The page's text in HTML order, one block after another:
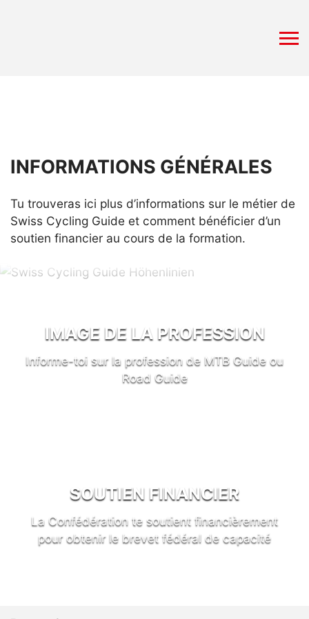
INFORMATIONS GÉNÉRALES
Tu trouveras ici plus d’informations sur le métier de
Swiss Cycling Guide et comment bénéficier d’un
soutien financier au cours de la formation.
IMAGE DE LA PROFESSION
Informe-toi sur la profession de MTB Guide ou
Road Guide
SOUTIEN FINANCIER
La Confédération te soutient financièrement
pour obtenir le brevet fédéral de capacité